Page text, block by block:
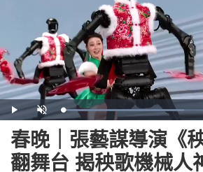
Play Unmute Loaded:
77.09%
春晚｜張藝謀導演《
翻舞台 揭秧歌機械人